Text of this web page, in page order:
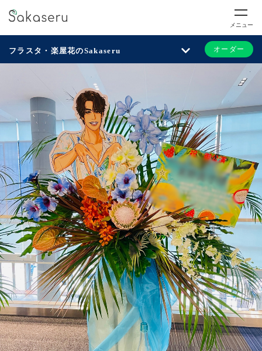
メニュー
フラスタ・楽屋花のSakaseru オーダー